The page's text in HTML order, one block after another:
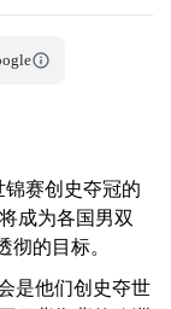
锦赛创史夺冠的
成为各国男双
彻的目标。
是他们创史夺世